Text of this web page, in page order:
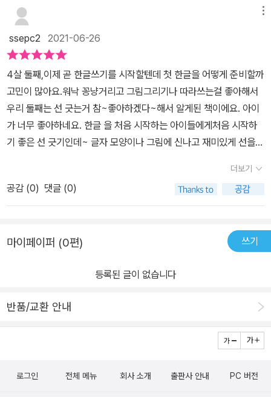
대로 그어요 장을 시작해 봅니다 귀여운 벌들과 꽃들을 선으로 이
어 보면서 아이가 참 즐거워하네요 ㅎㅎㅎ (역시 4세 5세 6세 아
이 첫한글 추천 책이네요!!!) ​우리 아이 한글 공부 어떤 교재로 공부
해야 될지 고민되는 분들이 많으시죠 이번에 초등학교에 입학한
저희 집 둘째도 재미있고 빠른 받아쓰기와 한글 쓰기로 한글 공부
를 마스터했는데요 ​ ​ ​ ​ 우리 집 막내 6살 아이도 한빛 에듀의
재미있고 빠른 시리즈로 한글 떼기에 도전할 생각이에요 처음 한
글 배우는 아이들에게 재미나게 공부할 수 있는 우리 아이 첫 한글
글 써보는 것 추천해요^^​​[출판사로부터 도서 협찬을 받았고 본인의
주관적인 견해에 의하여 작성함]
ssepc2 2021-06-26
4살 둘째,이제 곧 한글쓰기를 시작할텐데 첫 한글을 어떻게 준비할까
고민이 많아요.워낙 꽁냥거리고 그림그리기나 따라쓰는걸 좋아해서
우리 둘째는 선 긋는거 참~좋아하겠다~해서 알게된 책이에요. 아이
가 너무 좋아하네요. 한글 을 처음 시작하는 아이들에게처음 시작하
기 좋은 선 긋기인데~ 글자 모양이나 그림에 신나고 재미있게 선을
그림과 귀여운 그림이 가득하여아이들이 재미있게 선 긋기 놀이를 할
수 있어요.선 긋기만 하고 끝~이 아닌! 글자 모양도 익힐 수 있는 책
이라놀이와 교육이 한번에 되는 책 같아요.여러가지 선긋기도 해보고
를 따라서 선 긋기 연습도 하니첫 한글 쓰기 전에 준비단계를 철저하
4살!첫 한글을 어떻게 시작해야하나~ 막막했던 저와 아이에게 딱 맞
더보기
공감 (0) 댓글 (0)
마이페이퍼 (0편) 쓰기
등록된 글이 없습니다
반품/교환 안내
로그인 전체 메뉴 회사 소개 출판사 안내 PC 버전